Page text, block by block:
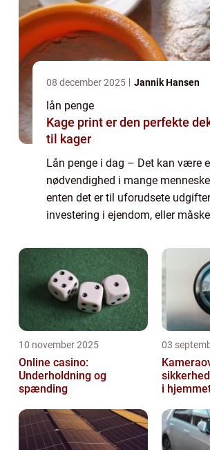
08 december 2025 Jannik Hansen
lån penge
Kage print er den perfekte
til kager
Lån penge i dag – Det kan være
nødvendighed i mange
enten det er til uforudsete
investering i ejendom, eller
en længe &...
10 november 2025
Online casino:
Underholdning og
spænding
03
i